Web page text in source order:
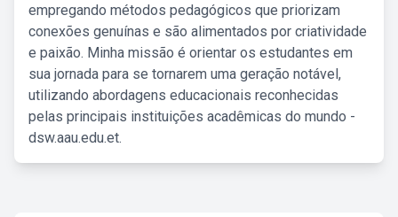
empregando métodos pedagógicos que priorizam
conexões genuínas e são alimentados por criatividade
e paixão. Minha missão é orientar os estudantes em
sua jornada para se tornarem uma geração notável,
utilizando abordagens educacionais reconhecidas
pelas principais instituições acadêmicas do mundo -
dsw.aau.edu.et.